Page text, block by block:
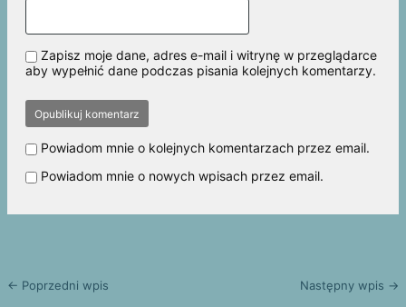
Zapisz moje dane, adres e-mail i witrynę w przeglądarce
aby wypełnić dane podczas pisania kolejnych komentarzy.
Powiadom mnie o kolejnych komentarzach przez email.
Powiadom mnie o nowych wpisach przez email.
← Poprzedni wpis Następny wpis →